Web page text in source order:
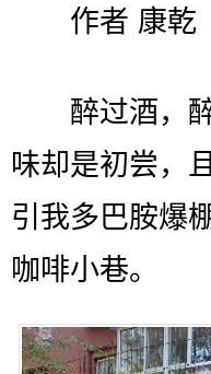
作者 康乾
醉过酒，醉
味却是初尝，
引我多巴胺爆
咖啡小巷。